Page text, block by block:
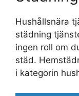
Hushållsnära
städning
ingen roll om
städ.
i kategorin